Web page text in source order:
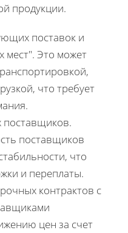
продукции.
поставок и
мест". Это может
что требует
поставщиков
что
и переплаты.
контрактов с
цен за счет